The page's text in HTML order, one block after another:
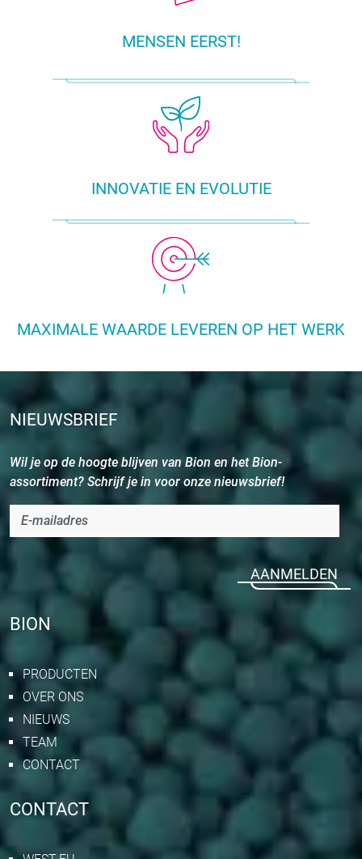
MENSEN EERST!
INNOVATIE EN EVOLUTIE
MAXIMALE WAARDE LEVEREN OP HET WERK
NIEUWSBRIEF
Wil je op de hoogte blijven van Bion en het Bion-
assortiment? Schrijf je in voor onze nieuwsbrief!
AANMELDEN
BION
PRODUCTEN
OVER ONS
NIEUWS
TEAM
CONTACT
CONTACT